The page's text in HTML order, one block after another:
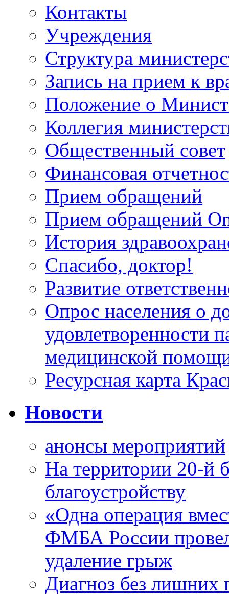
Контакты
Учреждения
Структура
Запись на прием к
Положение о
Коллегия
Общественный совет
Финансовая
Прием обращений
Прием обращений
История
Спасибо, доктор!
Развитие
Опрос населения о
удовлетворенности
медицинской
Ресурсная карта
Новости
анонсы мероприятий
На территории 20-й
благоустройству
«Одна операция
ФМБА России
удаление грыж
Диагноз без лишних